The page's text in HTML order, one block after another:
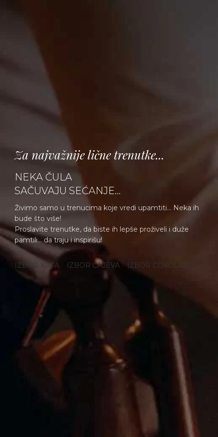
Za najvažnije lične trenutke...
NEKA ČULA
SAČUVAJU SEĆANJE...
Živimo samo u trenucima koje vredi upamtiti... Neka ih
bude što više!
Proslavite trenutke, da biste ih lepše proživeli i duže
pamtili... da traju i inspirišu!
IZBOR KAFA IZBOR ČAJEVA IZBOR ČOKOLADA